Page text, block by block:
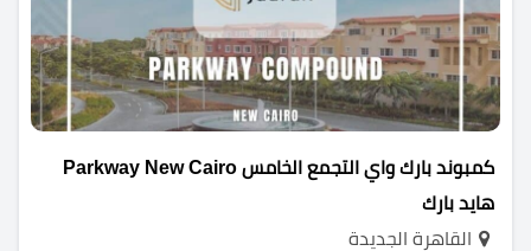
كمبوند بارك واي التجمع الخامس Parkway New Cairo
هايد بارك
القاهرة الجديدة